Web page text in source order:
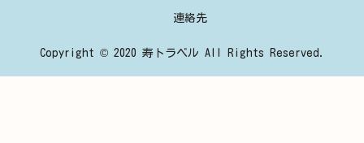
連絡先
Copyright © 2020 寿トラベル All Rights Reserved.